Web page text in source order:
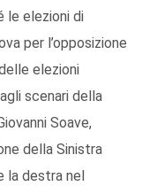
le elezioni di
per l’opposizione
elezioni
scenari della
Soave,
della Sinistra
la destra nel